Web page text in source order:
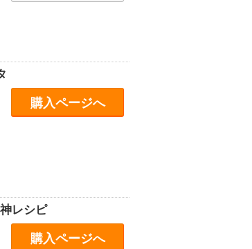
購入ページへ
レシピ
購入ページへ